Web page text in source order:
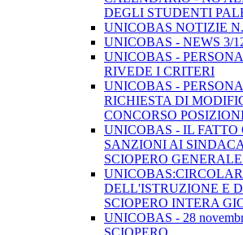
DEGLI STUDENTI
UNICOBAS NOTIZIE
UNICOBAS - NEWS 3/
UNICOBAS -
RIVEDE I CRITERI
UNICOBAS -
RICHIESTA DI
CONCORSO
UNICOBAS - IL
SANZIONI AI
SCIOPERO
DELL'ISTRUZIONE E
SCIOPERO INTERA
UNICOBAS - 28